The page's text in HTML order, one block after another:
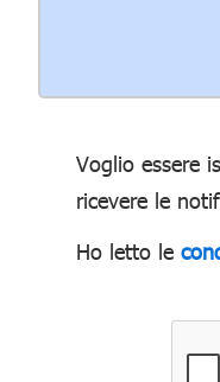
Voglio essere
ricevere le
Ho letto le